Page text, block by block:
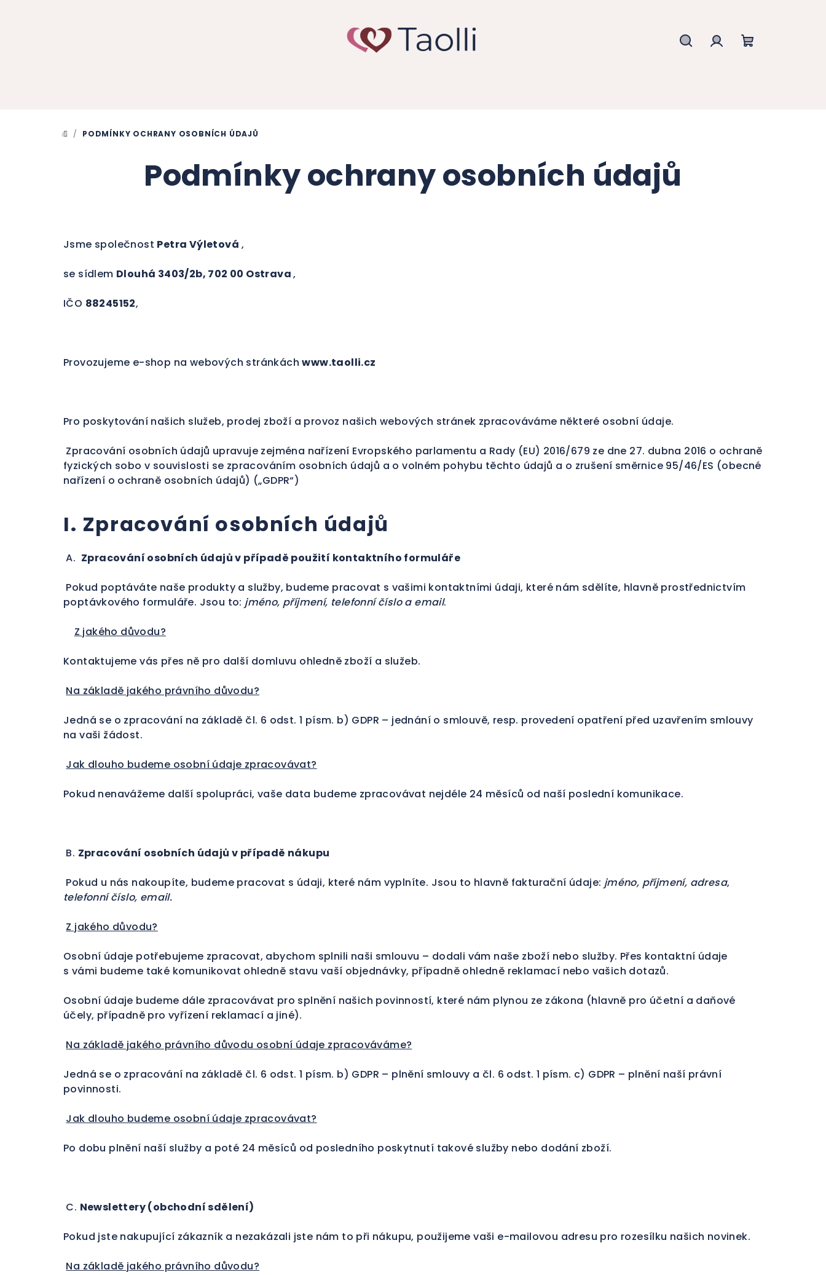
DOMŮ
/ PODMÍNKY OCHRANY OSOBNÍCH ÚDAJŮ
Podmínky ochrany osobních údajů
Jsme společnost Petra Výletová ,
se sídlem Dlouhá 3403/2b, 702 00 Ostrava,
IČO 88245152,
Provozujeme e-shop na webových stránkáchwww.taolli.cz
Pro poskytování našich služeb, prodej zboží a provoz našich webových stránek zpracováváme některé osobní údaje.
Zpracování osobních údajů upravuje zejména nařízení Evropského parlamentu a Rady (EU) 2016/679 ze dne 27. dubna 2016 o ochraně
fyzických sobo v souvislosti se zpracováním osobních údajů a o volném pohybu těchto údajů a o zrušení směrnice 95/46/ES (obecné
nařízení o ochraně osobních údajů) („GDPR“)
I. Zpracování osobních údajů
A. Zpracování osobních údajů v případě použití kontaktního formuláře
Pokud poptáváte naše produkty a služby, budeme pracovat s vašimi kontaktními údaji, které nám sdělíte, hlavně prostřednictvím
poptávkového formuláře. Jsou to: jméno, příjmení, telefonní číslo a email.
Z jakého důvodu?
Kontaktujeme vás přes ně pro další domluvu ohledně zboží a služeb.
Na základě jakého právního důvodu?
Jedná se o zpracování na základě čl. 6 odst. 1 písm. b) GDPR – jednání o smlouvě, resp. provedení opatření před uzavřením smlouvy
na vaši žádost.
Jak dlouho budeme osobní údaje zpracovávat?
Pokud nenavážeme další spolupráci, vaše data budeme zpracovávat nejdéle 24 měsíců od naší poslední komunikace.
B. Zpracování osobních údajů v případě nákupu
Pokud u nás nakoupíte, budeme pracovat s údaji, které nám vyplníte. Jsou to hlavně fakturační údaje: jméno, příjmení, adresa,
telefonní číslo, email.
Z jakého důvodu?
Osobní údaje potřebujeme zpracovat, abychom splnili naši smlouvu – dodali vám naše zboží nebo služby. Přes kontaktní údaje
s vámi budeme také komunikovat ohledně stavu vaší objednávky, případně ohledně reklamací nebo vašich dotazů.
Osobní údaje budeme dále zpracovávat pro splnění našich povinností, které nám plynou ze zákona (hlavně pro účetní a daňové
účely, případně pro vyřízení reklamací a jiné).
Na základě jakého právního důvodu osobní údaje zpracováváme?
Jedná se o zpracování na základě čl. 6 odst. 1 písm. b) GDPR – plnění smlouvy a čl. 6 odst. 1 písm. c) GDPR – plnění naší právní
povinnosti.
Jak dlouho budeme osobní údaje zpracovávat?
Po dobu plnění naší služby a poté 24 měsíců od posledního poskytnutí takové služby nebo dodání zboží.
C. Newslettery (obchodní sdělení)
Pokud jste nakupující zákazník a nezakázali jste nám to při nákupu, použijeme vaši e-mailovou adresu pro rozesílku našich novinek.
Na základě jakého právního důvodu?